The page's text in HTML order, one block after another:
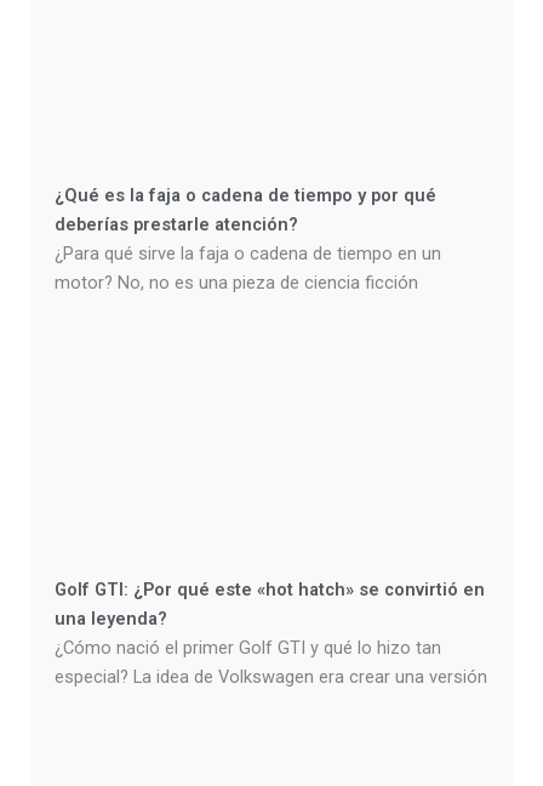
¿Qué es la faja o cadena de tiempo y por qué
deberías prestarle atención?
¿Para qué sirve la faja o cadena de tiempo en un
motor? No, no es una pieza de ciencia ficción
Golf GTI: ¿Por qué este «hot hatch» se convirtió en
una leyenda?
¿Cómo nació el primer Golf GTI y qué lo hizo tan
especial? La idea de Volkswagen era crear una versión